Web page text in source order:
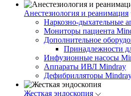
Анестезиология и реанимация
Наркозно-дыхательные
Мониторы пациента
Дополнительное
Принадлежности
Инфузионные насосы
Аппараты ИВЛ Mindray
Дефибрилляторы
Жесткая эндоскопия